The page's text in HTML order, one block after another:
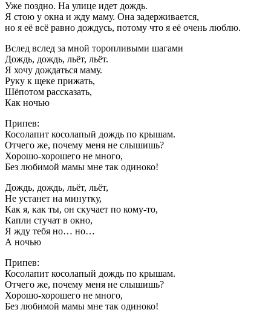
Уже поздно. На улице идет дождь.
Я стою у окна и жду маму. Она задерживается,
но я её всё равно дождусь, потому что я её очень люблю.
Вслед вслед за мной торопливыми шагами
Дождь, дождь, льёт, льёт.
Я хочу дождаться маму.
Руку к щеке прижать,
Шёпотом рассказать,
Как ночью
Припев:
Косолапит косолапый дождь по крышам.
Отчего же, почему меня не слышишь?
Хорошо-хорошего не много,
Без любимой мамы мне так одиноко!
Дождь, дождь, льёт, льёт,
Не устанет на минутку,
Как я, как ты, он скучает по кому-то,
Капли стучат в окно,
Я жду тебя но… но…
А ночью
Припев:
Косолапит косолапый дождь по крышам.
Отчего же, почему меня не слышишь?
Хорошо-хорошего не много,
Без любимой мамы мне так одиноко!